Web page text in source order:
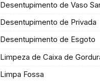
Desentupimento de Vaso
Desentupimento de Privada
Desentupimento de Esgoto
Limpeza de Caixa de
Limpa Fossa